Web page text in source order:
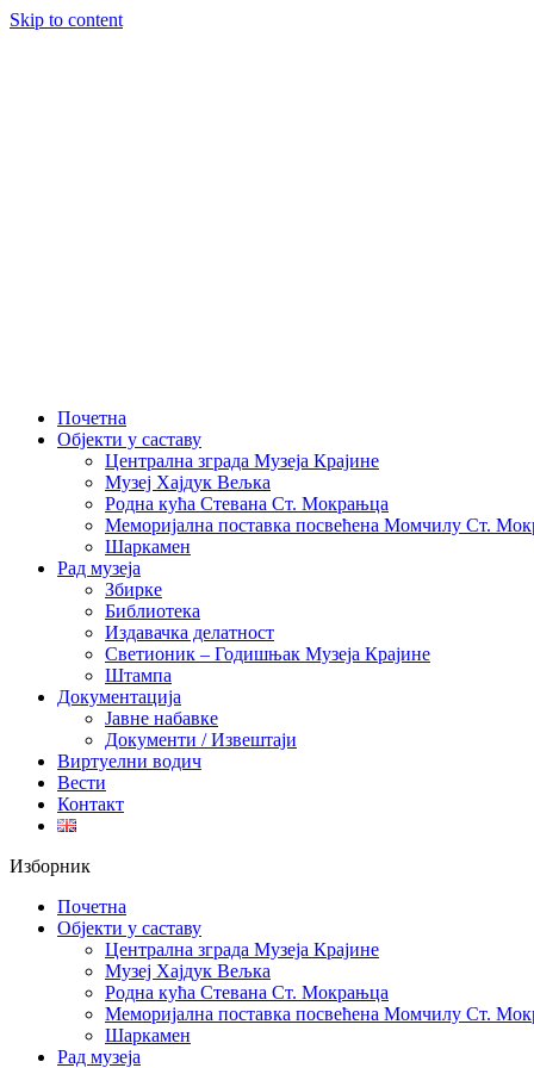
Skip to content
Почетна
Објекти у саставу
Централна зграда Музеја Крајине
Музеј Хајдук Вељка
Родна кућа Стевана Ст. Мокрањца
Меморијална поставка посвећена Момчилу Ст.
Шаркамен
Рад музеја
Збирке
Библиотека
Издавачка делатност
Светионик – Годишњак Музеја Крајине
Штампа
Документација
Јавне набавке
Документи / Извештаји
Виртуелни водич
Вести
Контакт
Изборник
Почетна
Објекти у саставу
Централна зграда Музеја Крајине
Музеј Хајдук Вељка
Родна кућа Стевана Ст. Мокрањца
Меморијална поставка посвећена Момчилу Ст.
Шаркамен
Рад музеја